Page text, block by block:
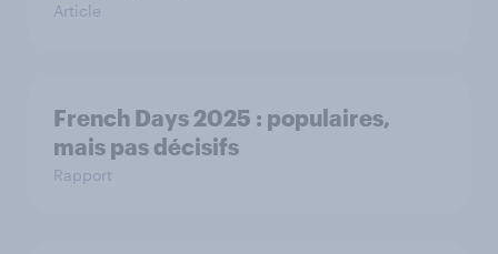
Article
French Days 2025 : populaires,
mais pas décisifs
Rapport